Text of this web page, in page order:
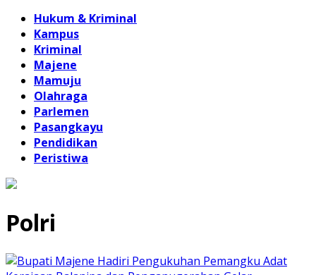
Hukum & Kriminal
Kampus
Kriminal
Majene
Mamuju
Olahraga
Parlemen
Pasangkayu
Pendidikan
Peristiwa
Polri